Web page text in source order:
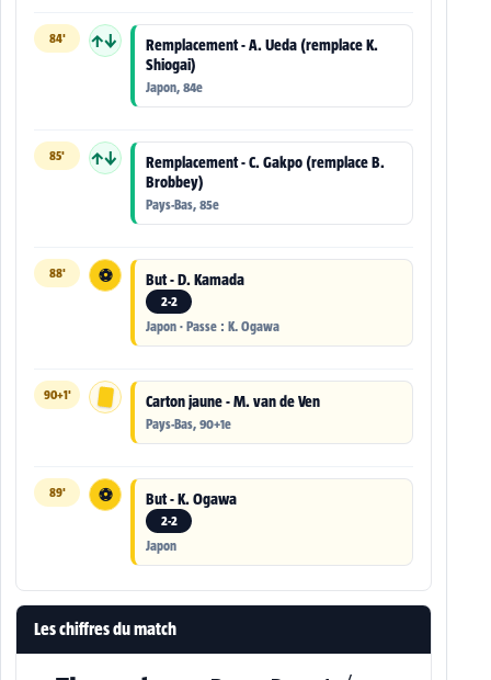
84' ↑↓
Remplacement - A. Ueda (remplace K.
Shiogai)
Japon, 84e
85' ↑↓
Remplacement - C. Gakpo (remplace B.
Brobbey)
Pays-Bas, 85e
88' ⚽ But - D. Kamada
2-2
Japon · Passe : K. Ogawa
90+1' Carton jaune - M. van de Ven
Pays-Bas, 90+1e
89' ⚽ But - K. Ogawa
2-2
Japon
Les chiffres du match